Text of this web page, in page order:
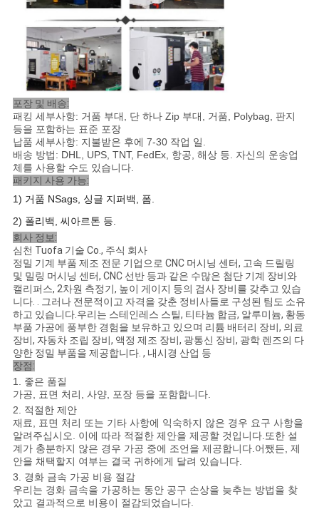
포장 및 배송:
패킹 세부사항: 거품 부대, 단 하나 Zip 부대, 거품, Polybag, 판지
등을 포함하는 표준 포장
납품 세부사항: 지불받은 후에 7-30 작업 일.
배송 방법: DHL, UPS, TNT, FedEx, 항공, 해상 등. 자신의 운송업
체를 사용할 수도 있습니다.
패키지 사용 가능:
1) 거품 NSags, 싱글 지퍼백, 폼
2) 폴리백, 씨아르톤 등
회사 정보:
심천 Tuofa 기술 Co., 주식 회사
정밀 기계 부품 제조 전문 기업으로 CNC 머시닝 센터, 고속 드릴링
및 밀링 머시닝 센터, CNC 선반 등과 같은 수많은 첨단 기계 장비와
캘리퍼스, 2차원 측정기, 높이 게이지 등의 검사 장비를 갖추고 있습
니다. . 그러나 전문적이고 자격을 갖춘 정비사들로 구성된 팀도 소유
하고 있습니다.우리는 스테인레스 스틸, 티타늄 합금, 알루미늄, 황동
부품 가공에 풍부한 경험을 보유하고 있으며 리튬 배터리 장비, 의료
장비, 자동차 조립 장비, 액정 제조 장비, 광통신 장비, 광학 렌즈의 다
양한 정밀 부품을 제공합니다. , 내시경 산업 등
장점:
1. 좋은 품질
가공, 표면 처리, 사양, 포장 등을 포함합니다.
2. 적절한 제안
재료, 표면 처리 또는 기타 사항에 익숙하지 않은 경우 요구 사항을
알려주십시오. 이에 따라 적절한 제안을 제공할 것입니다.또한 설
계가 충분하지 않은 경우 가공 중에 조언을 제공합니다.어쨌든, 제
안을 채택할지 여부는 결국 귀하에게 달려 있습니다.
3. 경화 금속 가공 비용 절감
우리는 경화 금속을 가공하는 동안 공구 손상을 늦추는 방법을 찾
았고 결과적으로 비용이 절감되었습니다.